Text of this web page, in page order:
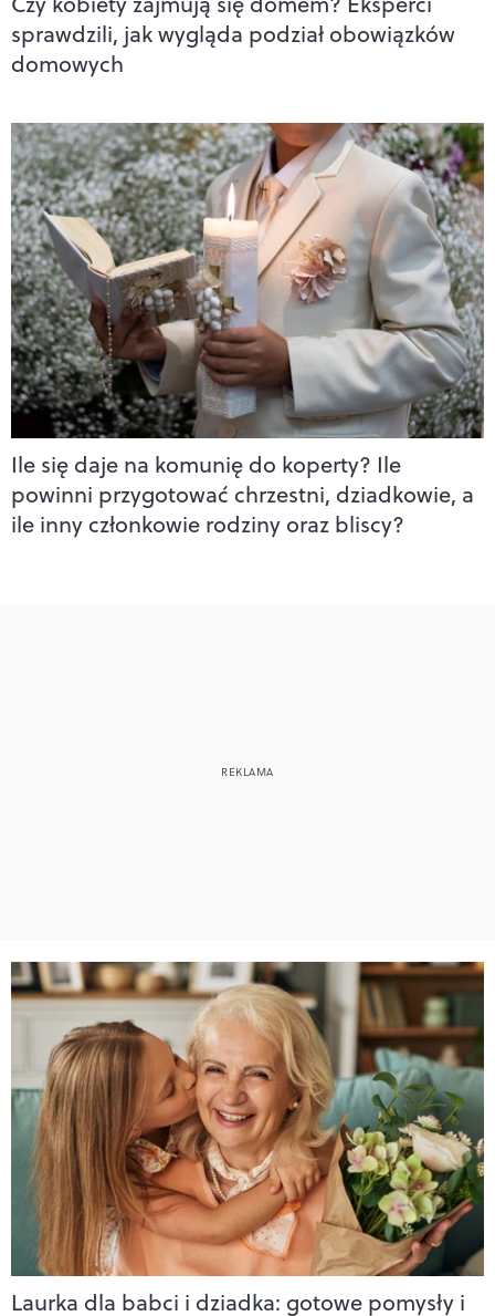
sprawdzili, jak wygląda podział obowiązków
domowych
Ile się daje na komunię do koperty? Ile
powinni przygotować chrzestni, dziadkowie, a
ile inny członkowie rodziny oraz bliscy?
Laurka dla babci i dziadka: gotowe pomysły i